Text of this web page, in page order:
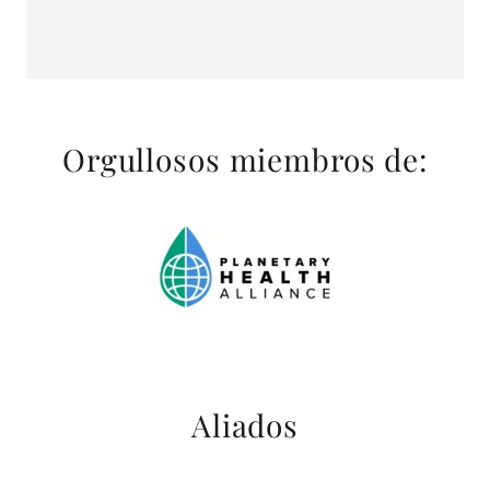
Orgullosos miembros de:
Aliados